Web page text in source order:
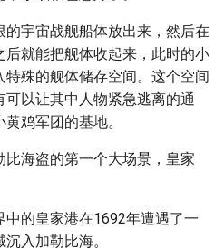
宇宙战舰船体放出来，然后在
就能把舰体收起来，此时的小
殊的舰体储存空间。这个空间
以让其中人物紧急逃离的通
鸡军团的基地。
海盗的第一个大场景，皇家
的皇家港在1692年遭遇了一
入加勒比海。